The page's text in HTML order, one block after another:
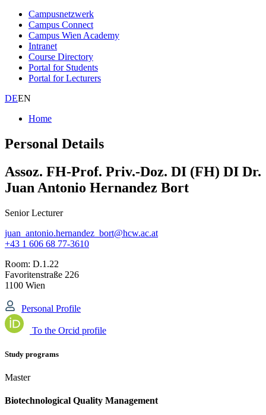
Campusnetzwerk
Campus Connect
Campus Wien Academy
Intranet
Course Directory
Portal for Students
Portal for Lecturers
DEEN
Home
Personal Details
Assoz. FH-Prof. Priv.-Doz. DI (FH) DI Dr.
Juan Antonio Hernandez Bort
Senior Lecturer
juan_antonio.hernandez_bort@hcw.ac.at
+43 1 606 68 77-3610
Room: D.1.22
Favoritenstraße 226
1100 Wien
Personal Profile
To the Orcid profile
Study programs
Master
Biotechnological Quality Management